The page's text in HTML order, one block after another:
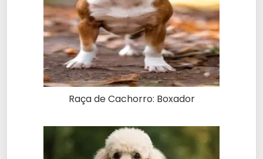
Raça de Cachorro: Boxador